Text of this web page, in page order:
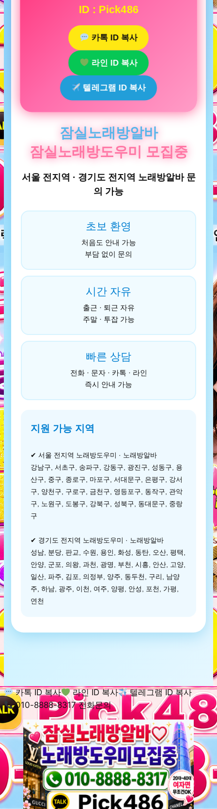
ID : Pick486
카톡 ID 복사
라인 ID 복사
텔레그램 ID 복사
잠실노래방알바
잠실노래방도우미 모집중
서울 전지역 · 경기도 전지역 노래방알바 문
의 가능
초보 환영
처음도 안내 가능
부담 없이 문의
시간 자유
출근 · 퇴근 자유
주말 · 투잡 가능
빠른 상담
전화 · 문자 · 카톡 · 라인
즉시 안내 가능
지원 가능 지역
✔ 서울 전지역 노래방도우미 · 노래방알바
강남구, 서초구, 송파구, 강동구, 광진구, 성동구, 용
산구, 중구, 종로구, 마포구, 서대문구, 은평구, 강서
구, 양천구, 구로구, 금천구, 영등포구, 동작구, 관악
구, 노원구, 도봉구, 강북구, 성북구, 동대문구, 중랑
구
✔ 경기도 전지역 노래방도우미 · 노래방알바
성남, 분당, 판교, 수원, 용인, 화성, 동탄, 오산, 평택,
안양, 군포, 의왕, 과천, 광명, 부천, 시흥, 안산, 고양,
일산, 파주, 김포, 의정부, 양주, 동두천, 구리, 남양
주, 하남, 광주, 이천, 여주, 양평, 안성, 포천, 가평,
연천
카톡 ID 복사 라인 ID 복사
텔레그램 ID 복사
010-8888-8317 전화문의